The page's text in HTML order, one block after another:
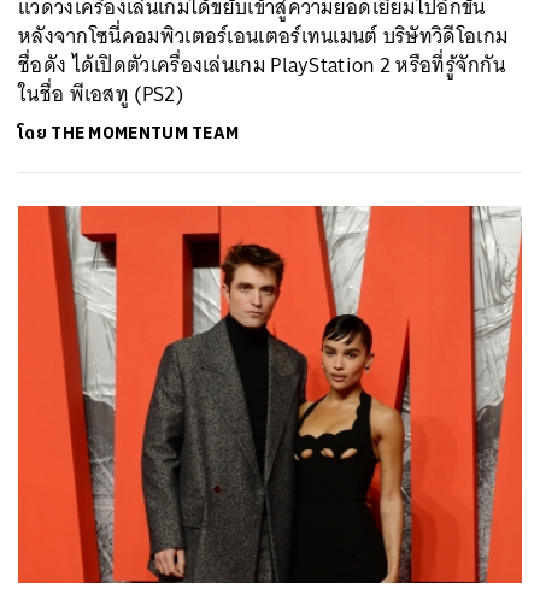
หลังจากโซนี่คอมพิวเตอร์เอนเตอร์เทนเมนต์ บริษัทวิดีโอเกม
ชื่อดัง ได้เปิดตัวเครื่องเล่นเกม PlayStation 2 หรือที่รู้จักกัน
ในชื่อ พีเอสทู (PS2)
โดย THE MOMENTUM TEAM